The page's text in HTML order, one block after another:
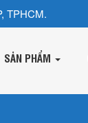
TPHCM.
SẢN PHẨM